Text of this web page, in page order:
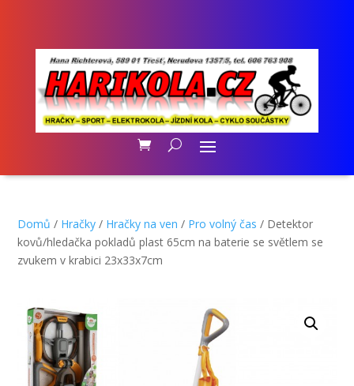
Domů / Hračky / Hračky na ven / Pro volný čas / Detektor
kovů/hledačka pokladů plast 65cm na baterie se světlem se
zvukem v krabici 23x33x7cm